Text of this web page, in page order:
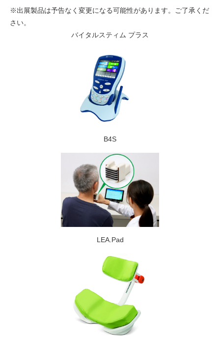
※出展製品は予告なく変更になる可能性があります。ご了承くだ
さい。
バイタルスティム プラス
B4S
LEA.Pad